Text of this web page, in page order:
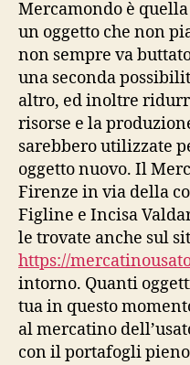
Mercamondo è
un oggetto che non
non sempre va
una seconda
altro, ed inoltre
risorse e la
sarebbero utilizzate
oggetto nuovo. Il
Firenze in via della
Figline e Incisa
le trovate anche sul
https://
intorno. Quanti
tua in questo
al mercatino
con il portafogli